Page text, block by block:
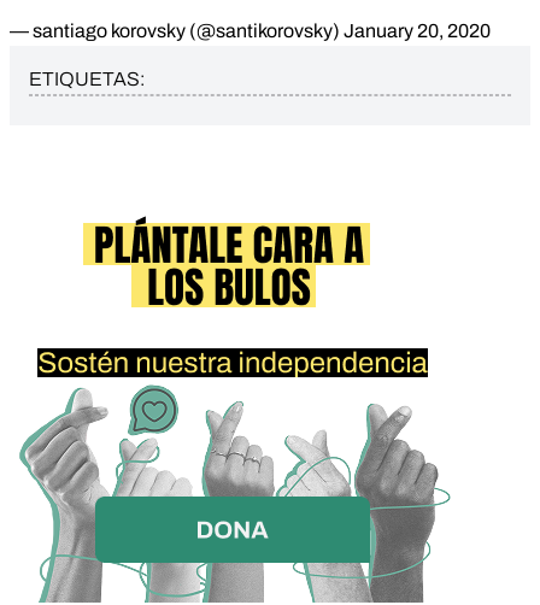
— santiago korovsky (@santikorovsky) January 20, 2020
ETIQUETAS: